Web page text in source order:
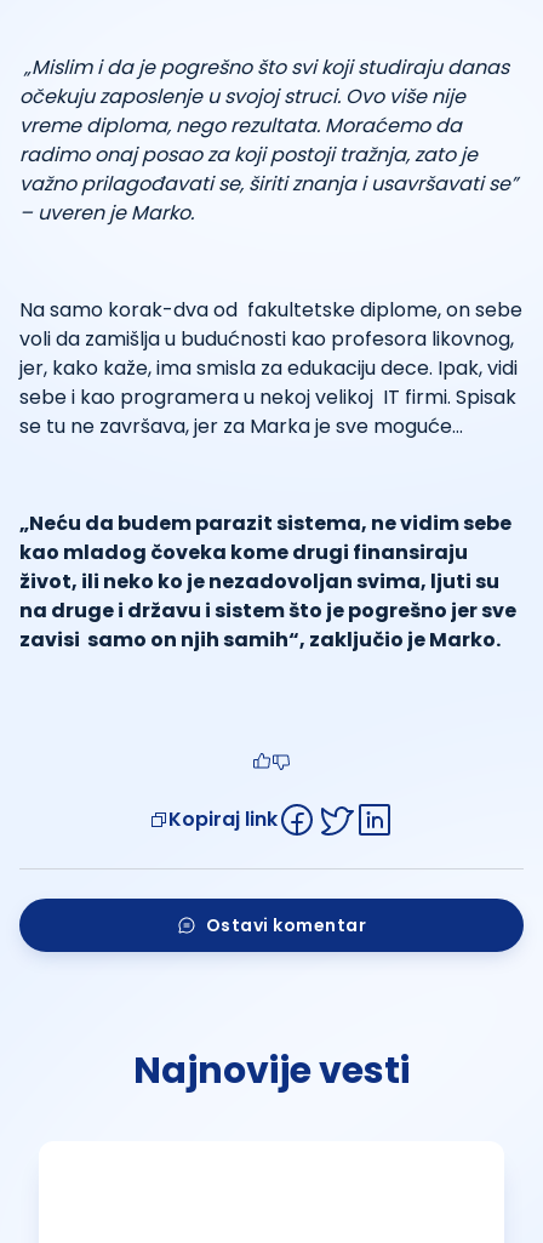
„Mislim i da je pogrešno što svi koji studiraju danas
očekuju zaposlenje u svojoj struci. Ovo više nije
vreme diploma, nego rezultata. Moraćemo da
radimo onaj posao za koji postoji tražnja, zato je
važno prilagođavati se, širiti znanja i usavršavati se”
– uveren je Marko.
Na samo korak-dva od fakultetske diplome, on sebe
voli da zamišlja u budućnosti kao profesora likovnog,
jer, kako kaže, ima smisla za edukaciju dece. Ipak, vidi
sebe i kao programera u nekoj velikoj IT firmi. Spisak
se tu ne završava, jer za Marka je sve moguće…
„Neću da budem parazit sistema, ne vidim sebe
kao mladog čoveka kome drugi finansiraju
život, ili neko ko je nezadovoljan svima, ljuti su
na druge i državu i sistem što je pogrešno jer sve
zavisi samo on njih samih“, zaključio je Marko.
Kopiraj link
Ostavi komentar
Najnovije vesti